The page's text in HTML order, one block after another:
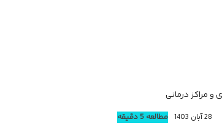
و مراکز درمانی
28 آبان 1403 مطالعه 5 دقیقه